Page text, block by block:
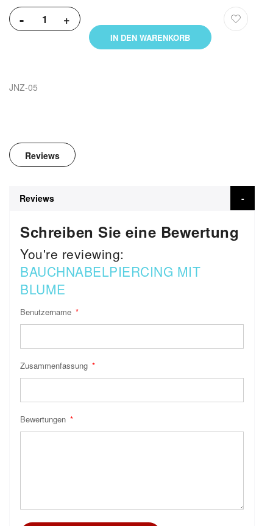
- +
IN DEN WARENKORB
JNZ-05
Reviews
Reviews
Schreiben Sie eine Bewertung
You're reviewing:
BAUCHNABELPIERCING MIT
BLUME
Benutzername
Zusammenfassung
Bewertungen